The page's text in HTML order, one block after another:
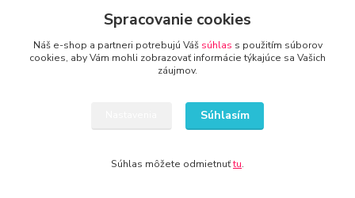
s farbou. Tiež to nie je metóda, ktorá sa dá ľahko aplikovať v
domácej garáži. Je lepšie zveriť takúto opravu odborníkom, ktorí sa
tiež okamžite postarajú o lak.
Plnenie je jednou z najstarších a zároveň najjednoduchších
metód. Niektorí ľudia robia takéto opravy svojpomocne, ale aby
to robí? Miesto priehlbiny sa prekryje telovým tmelom , teda
Spracovanie cookies
Náš e-shop a partneri potrebujú Váš súhlas s použitím súborov
cookies, aby Vám mohli zobrazovať informácie týkajúce sa Vašich
záujmov.
Súhlasím
Súhlas môžete odmietnuťtu.